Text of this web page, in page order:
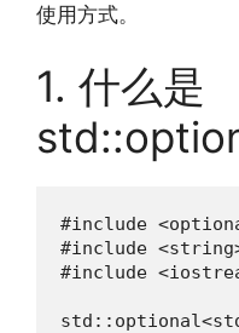
使用方式。
1. 什么是
#include
#include
#include